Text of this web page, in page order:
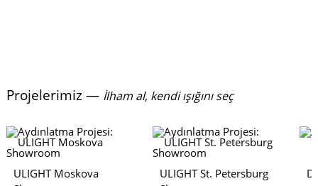
Kasanın uzunluğu
200 ila 400mm
arasında olabilir.
Standart olarak, renk seçenekleri mevcuttur: gün ışığı
Proje açısal bir ışık çizgisinin oluşturulmasını gerektiriyorsa, LF
Angle serisini kullanmanızı öneririz. Dağınık aydınlatma
oluşturmak için açılı lineer armatür kullanılır. Tek bir
Projelerimiz — İlham al, kendi ışığını seç
ULIGHT Moskova
ULIGHT St. Petersburg